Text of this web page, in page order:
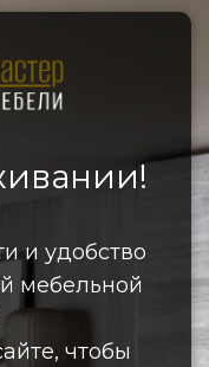
и удобство
мебельной
чтобы